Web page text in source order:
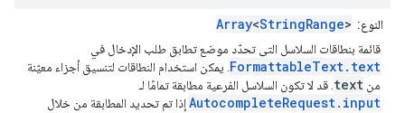
النوع: Array<StringRange>
قائمة بنطاقات السلاسل التي تحدّد موضع تطابق طلب الإدخال في
FormattableText.text. يمكن استخدام النطاقات لتنسيق أجزاء معيّنة
من text. قد لا تكون السلاسل الفرعية مطابقة تمامًا لـ
AutocompleteRequest.inputإذا تم تحديد المطابقة من خلال